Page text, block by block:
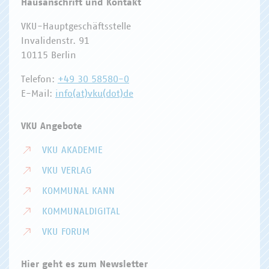
Hausanschrift und Kontakt
VKU-Hauptgeschäftsstelle
Invalidenstr. 91
10115 Berlin
Telefon: +49 30 58580-0
E-Mail: info(at)vku(dot)de
VKU Angebote
VKU AKADEMIE
VKU VERLAG
KOMMUNAL KANN
KOMMUNALDIGITAL
VKU FORUM
Hier geht es zum Newsletter